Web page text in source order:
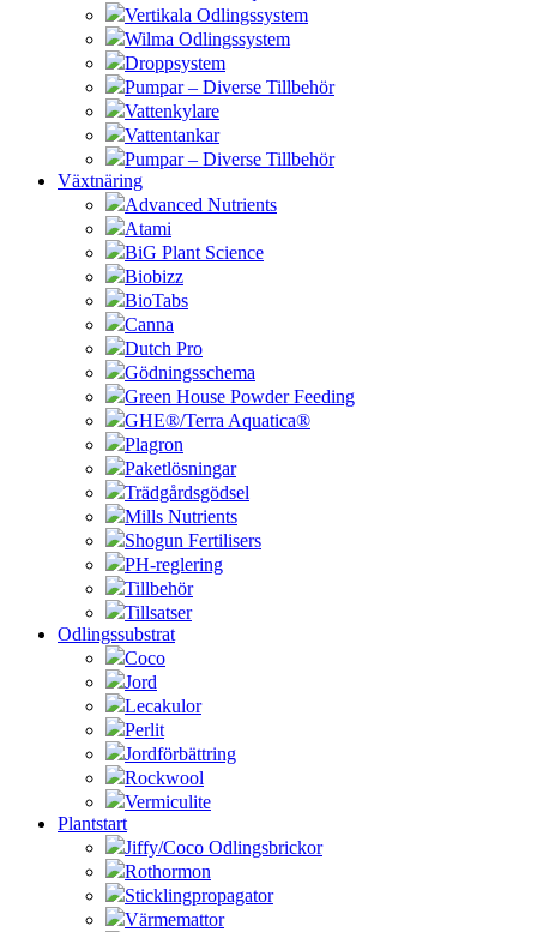
Vertikala Odlingssystem
Wilma Odlingssystem
Droppsystem
Pumpar – Diverse Tillbehör
Vattenkylare
Vattentankar
Pumpar – Diverse Tillbehör
Växtnäring
Advanced Nutrients
Atami
BiG Plant Science
Biobizz
BioTabs
Canna
Dutch Pro
Gödningsschema
Green House Powder Feeding
GHE®/Terra Aquatica®
Plagron
Paketlösningar
Trädgårdsgödsel
Mills Nutrients
Shogun Fertilisers
PH-reglering
Tillbehör
Tillsatser
Odlingssubstrat
Coco
Jord
Lecakulor
Perlit
Jordförbättring
Rockwool
Vermiculite
Plantstart
Jiffy/Coco Odlingsbrickor
Rothormon
Sticklingpropagator
Värmemattor